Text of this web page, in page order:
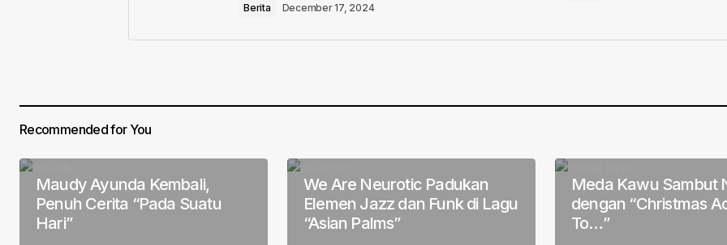
Submit Comment
Berita December 17, 2024
Recommended for You
Maudy Ayunda Kembali,
Penuh Cerita “Pada Suatu
Hari”
We Are Neurotic Padukan
Elemen Jazz dan Funk di Lagu
“Asian Palms”
Meda Kawu Sambut
dengan “Christmas
To…”